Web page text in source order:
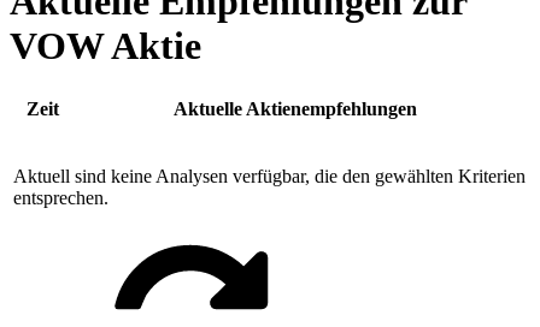
VOW Aktie
Zeit Aktuelle Aktienempfehlungen
Aktuell sind keine Analysen verfügbar, die den gewählten Kriterien
entsprechen.